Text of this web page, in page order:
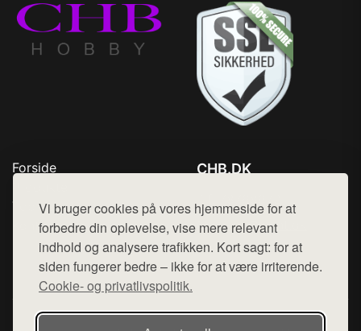
Vi bruger cookies på vores hjemmeside for at
forbedre din oplevelse, vise mere relevant
indhold og analysere trafikken. Kort sagt: for at
siden fungerer bedre – ikke for at være irriterende.
Cookie- og privatlivspolitik.
Forside
Top Rabatter
Kontakt
CHB.DK
Mail: hej@want.dk
Cookie- og privatlivspolitik